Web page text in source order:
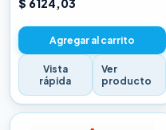
$ 6124,03
Agregar al carrito
Vista
rápida
Ver
producto